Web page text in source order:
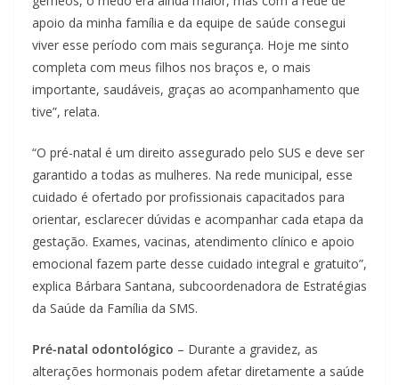
apoio da minha família e da equipe de saúde consegui
viver esse período com mais segurança. Hoje me sinto
completa com meus filhos nos braços e, o mais
importante, saudáveis, graças ao acompanhamento que
tive”, relata.
“O pré-natal é um direito assegurado pelo SUS e deve ser
garantido a todas as mulheres. Na rede municipal, esse
cuidado é ofertado por profissionais capacitados para
orientar, esclarecer dúvidas e acompanhar cada etapa da
gestação. Exames, vacinas, atendimento clínico e apoio
emocional fazem parte desse cuidado integral e gratuito”,
explica Bárbara Santana, subcoordenadora de Estratégias
da Saúde da Família da SMS.
Pré-natal odontológico – Durante a gravidez, as
alterações hormonais podem afetar diretamente a saúde